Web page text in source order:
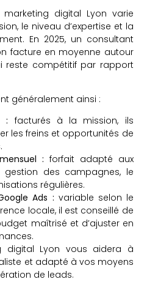
digital Lyon varie
le niveau d’expertise et la
En 2025, un consultant
facture en moyenne autour
reste compétitif par rapport
généralement ainsi :
: facturés à la mission, ils
les freins et opportunités de
: forfait adapté aux
gestion des campagnes, le
régulières.
Ads : variable selon le
locale, il est conseillé de
maîtrisé et d’ajuster en
digital Lyon vous aidera à
et adapté à vos moyens
de leads.